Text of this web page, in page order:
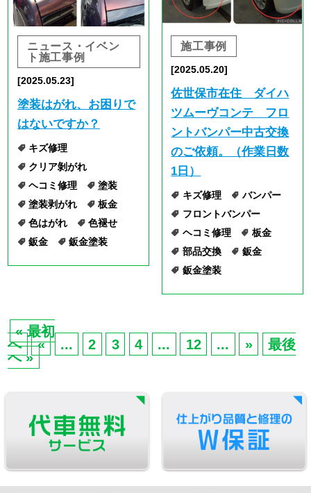
鈑金Q&A
採用情報
お問い合わせ